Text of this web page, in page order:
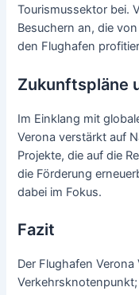
Tourismussektor bei.
Besuchern an, die
den Flughafen
Zukunftspläne
Im Einklang mit
Verona verstärkt auf
Projekte, die auf die
die Förderung
dabei im Fokus.
Fazit
Der Flughafen